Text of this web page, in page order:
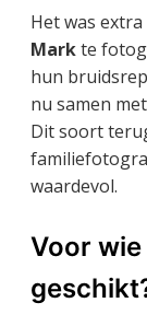
Het was
Markte
hun
nu samen
Dit soort
waardevol.
Voor